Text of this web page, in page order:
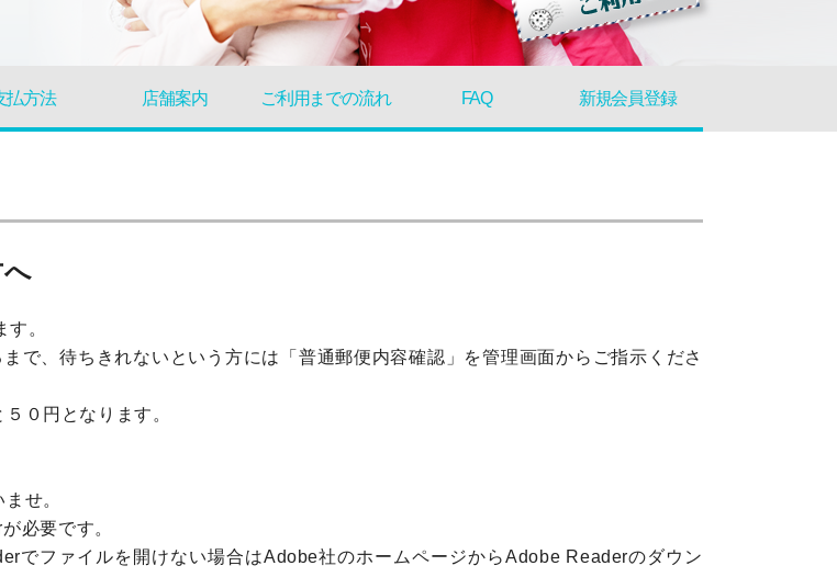
払方法 店舗案内 ご利用までの流れ FAQ 新規会員登録
。
で、待ちきれないという方には「普通郵便内容確認」を管理画面からご指示くださ
０円となります。
せ。
必要です。
でファイルを開けない場合はAdobe社のホームページからAdobe Readerのダウン